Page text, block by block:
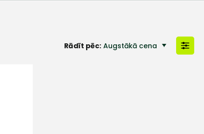
Rādīt pēc: Augstākā cena